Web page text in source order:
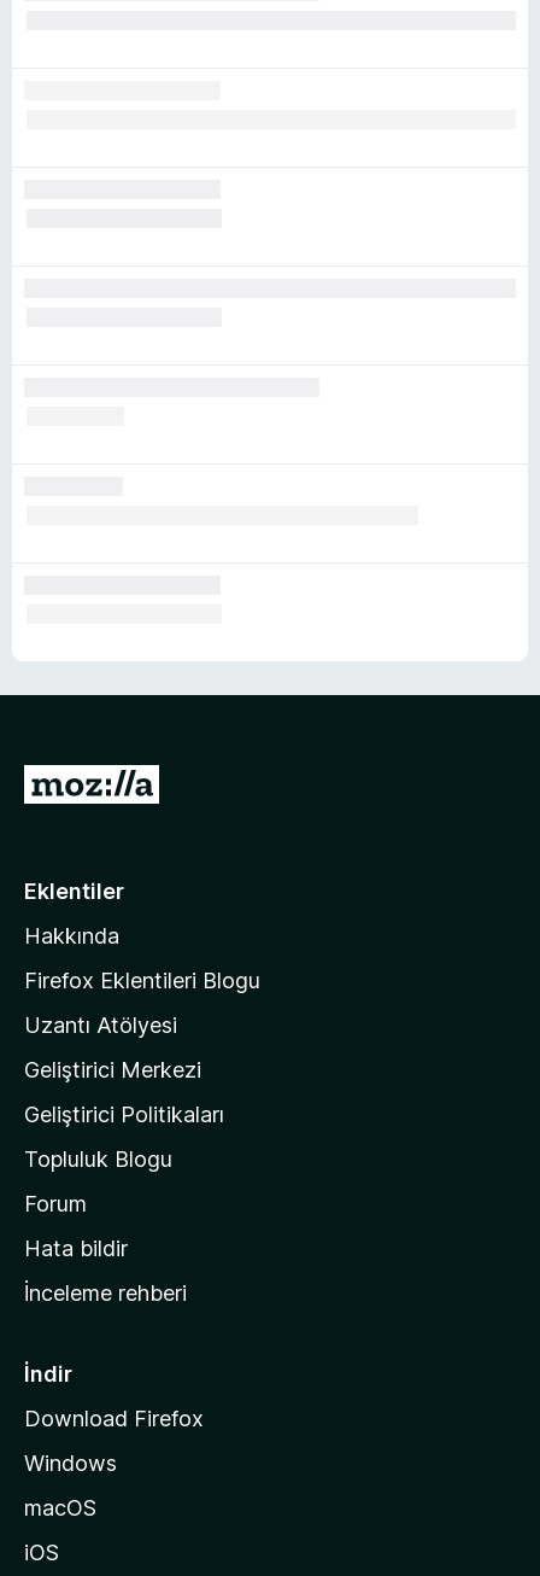
M
i
l
a
n
ı
n
n
a
s
y
a
ı
n
i
Eklentiler
Hakkında
Firefox Eklentileri Blogu
Uzantı Atölyesi
Geliştirici Merkezi
Geliştirici Politikaları
Topluluk Blogu
Forum
Hata bildir
İnceleme rehberi
İndir
Download Firefox
Windows
macOS
iOS